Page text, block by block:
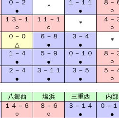
０－２
●
＊
１－１１
●
８－
○
１３－１
○
１１－１
○
＊
４－
○
０－０
△
６－８
●
３－４
●
＊
１－４
●
５－９
●
０－１０
●
８－
○
２－４
●
３－１１
●
３－５
●
５－
○
八郷西 塩浜 三重西
内部
１４－６
○
８－６
○
３－１４
●
０－
●